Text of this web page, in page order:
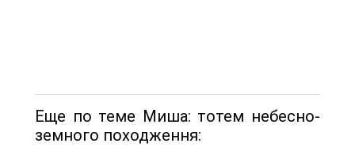
Еще по теме Миша: тотем небесно-
земного походження: